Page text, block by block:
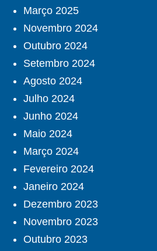
Março 2025
Novembro 2024
Outubro 2024
Setembro 2024
Agosto 2024
Julho 2024
Junho 2024
Maio 2024
Março 2024
Fevereiro 2024
Janeiro 2024
Dezembro 2023
Novembro 2023
Outubro 2023